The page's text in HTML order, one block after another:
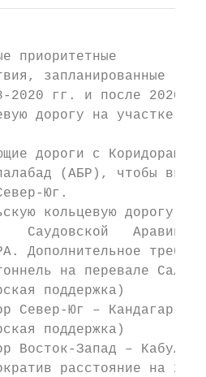
приоритетные
запланированные
2020 гг. и после 2020 г.
дорогу на участке
дороги с Коридорами
(АБР), чтобы
Юг.
кольцевую дорогу,
Саудовской   Аравии
Дополнительное
на перевале
поддержка)
Север-Юг – Кандагар –
поддержка)
Восток-Запад – Кабул –
расстояние на 25